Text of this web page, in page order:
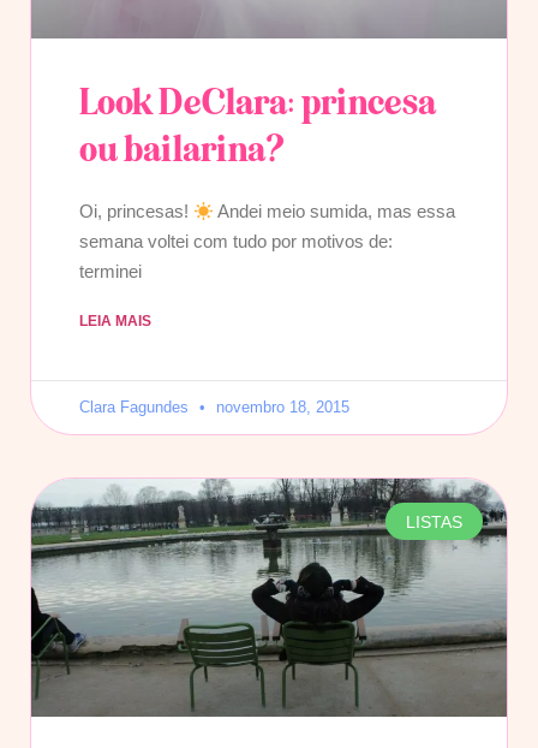
Look DeClara: princesa
ou bailarina?
Oi, princesas!
Andei meio sumida, mas essa
semana voltei com tudo por motivos de:
terminei
LEIA MAIS
Clara Fagundes novembro 18, 2015
LISTAS